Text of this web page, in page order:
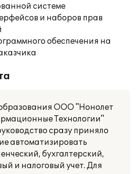
системе
и наборов прав
обеспечения на
ООО "Нонолет
Технологии"
сразу приняло
автоматизировать
бухгалтерский,
и налоговый учет. Для